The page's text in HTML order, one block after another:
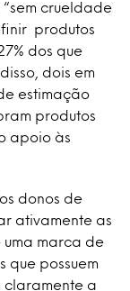
crueldade
produtos
dos que
dois em
estimação
produtos
apoio às
donos de
ativamente as
uma marca de
que possuem
claramente a